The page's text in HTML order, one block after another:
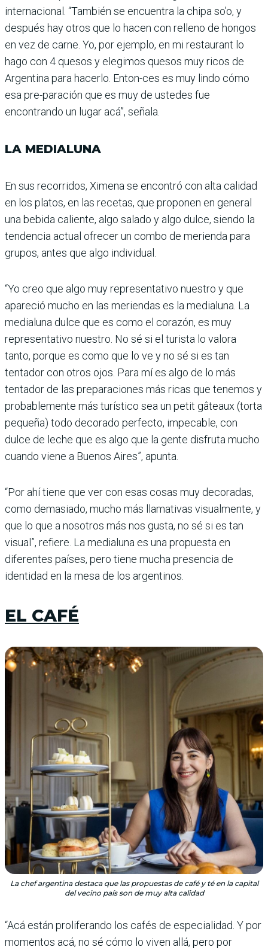
internacional. “También se encuentra la chipa so’o, y
después hay otros que lo hacen con relleno de hongos
en vez de carne. Yo, por ejemplo, en mi restaurant lo
hago con 4 quesos y elegimos quesos muy ricos de
Argentina para hacerlo. Enton-ces es muy lindo cómo
esa pre-paración que es muy de ustedes fue
encontrando un lugar acá”, señala.
LA MEDIALUNA
En sus recorridos, Ximena se encontró con alta calidad
en los platos, en las recetas, que proponen en general
una bebida caliente, algo salado y algo dulce, siendo la
tendencia actual ofrecer un combo de merienda para
grupos, antes que algo individual.
“Yo creo que algo muy representativo nuestro y que
apareció mucho en las meriendas es la medialuna. La
medialuna dulce que es como el corazón, es muy
representativo nuestro. No sé si el turista lo valora
tanto, porque es como que lo ve y no sé si es tan
tentador con otros ojos. Para mí es algo de lo más
tentador de las preparaciones más ricas que tenemos y
probablemente más turístico sea un petit gâteaux (torta
pequeña) todo decorado perfecto, impecable, con
dulce de leche que es algo que la gente disfruta mucho
cuando viene a Buenos Aires”, apunta.
“Por ahí tiene que ver con esas cosas muy decoradas,
como demasiado, mucho más llamativas visualmente, y
que lo que a nosotros más nos gusta, no sé si es tan
visual”, refiere. La medialuna es una propuesta en
diferentes países, pero tiene mucha presencia de
identidad en la mesa de los argentinos.
EL CAFÉ
La chef argentina destaca que las propuestas de café y té en la capital
del vecino país son de muy alta calidad
“Acá están proliferando los cafés de especiali­dad. Y por
momentos acá, no sé cómo lo viven allá, pero por